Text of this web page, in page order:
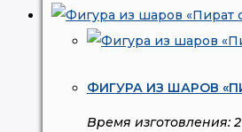
ФИГУРА ИЗ ШАРОВ
Время изготовления: